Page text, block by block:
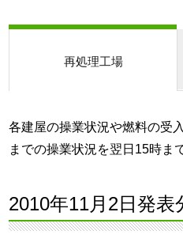
再処理工場
各建屋の操業状況や燃料の受
までの操業状況を翌日15時ま
2010年11月2日発表